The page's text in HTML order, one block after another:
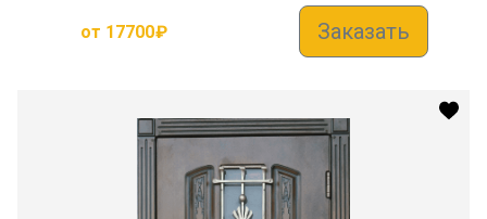
от 17700₽ Заказать